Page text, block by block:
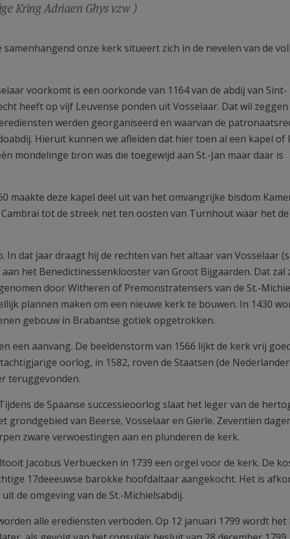
Kring Adriaen Ghys vzw )
onze kerk situeert zich in de nevelen van de
voorkomt is een oorkonde van 1164 van de abdij van Sint-
heeft op vijf Leuvense ponden uit Vosselaar. Dat wil
werden georganiseerd en waarvan de
Hieruit kunnen we afleiden dat hier toen al een kapel of
mondelinge bron was die toegewijd aan St.-Jan maar daar is
maakte deze kapel deel uit van het omvangrijke bisdom
tot de streek net ten oosten van Turnhout waar het
In dat jaar draagt hij de rechten van het altaar van Vosselaar
het Benedictinessenklooster van Groot Bijgaarden. Dat zal
door Witheren of Premonstratensers van de St.-
plannen maken om een nieuwe kerk te bouwen. In 1430
gebouw in Brabantse gotiek opgetrokken.
een aanvang. De beeldenstorm van 1566 lijkt de kerk vrij
oorlog, in 1582, roven de Staatsen (de
teruggevonden.
de Spaanse successieoorlog slaat het leger van de
van Beerse, Vosselaar en Gierle. Zeventien
zware verwoestingen aan en plunderen de kerk.
Jacobus Verbuecken in 1739 een orgel voor de kerk. De
17deeeuwse barokke hoofdaltaar aangekocht. Het is
de omgeving van de St.-Michielsabdij.
alle erediensten verboden. Op 12 januari 1799 wordt het